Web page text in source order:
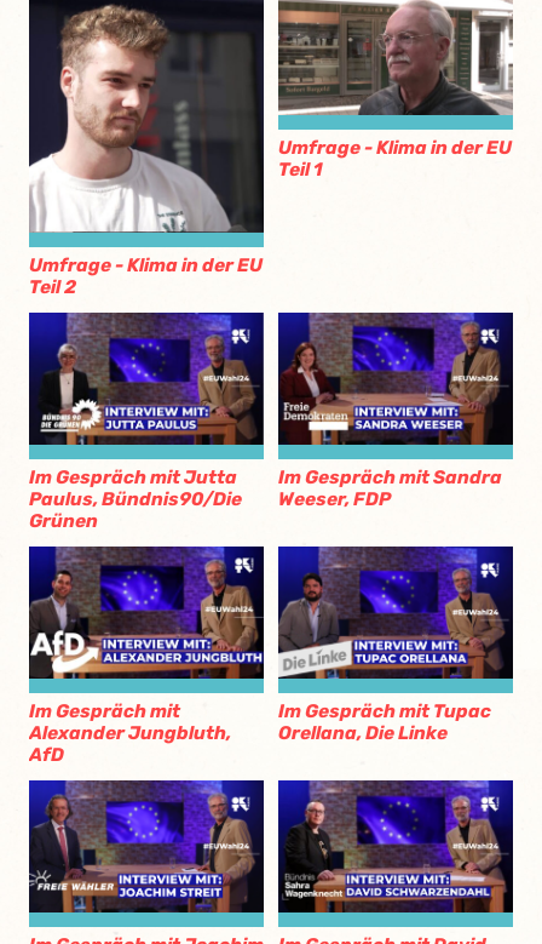
Umfrage - Klima in der EU
Teil 2
Umfrage - Klima in der EU
Teil 1
Im Gespräch mit Jutta
Paulus, Bündnis90/Die
Grünen
Im Gespräch mit Sandra
Weeser, FDP
Im Gespräch mit
Alexander Jungbluth,
AfD
Im Gespräch mit Tupac
Orellana, Die Linke